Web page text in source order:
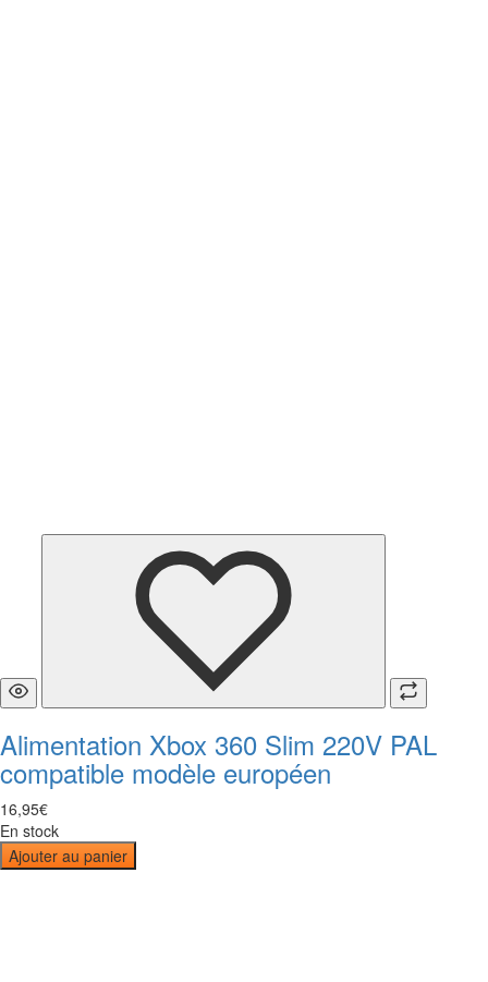
Alimentation Xbox 360 Slim 220V PAL
compatible modèle européen
16,95€
En stock
Ajouter au panier